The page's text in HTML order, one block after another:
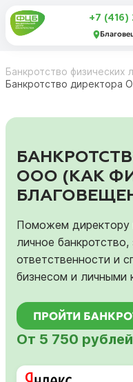
+7 (416)
Банкротство физических
Банкротство директора
ООО (КАК
Поможем
личное
ответственности и
бизнесом и личными
ПРОЙТИ
От 5 750